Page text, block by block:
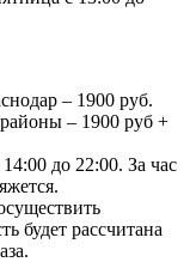
– 1900 руб.
– 1900 руб +
до 22:00. За час
будет рассчитана